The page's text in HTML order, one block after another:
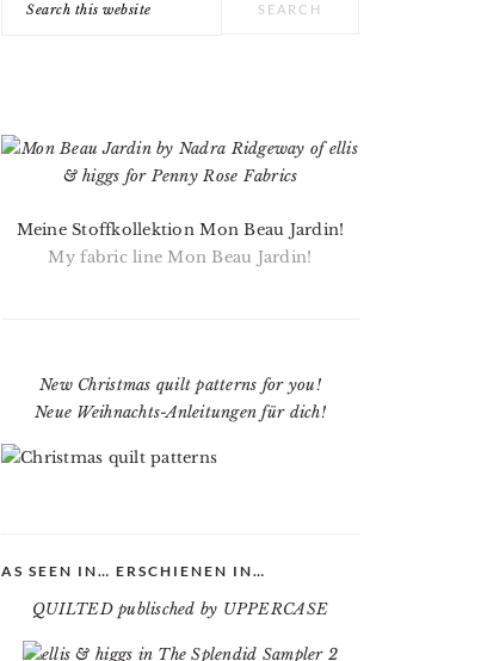
Meine Stoffkollektion Mon Beau Jardin!
My fabric line Mon Beau Jardin!
New Christmas quilt patterns for you!
Neue Weihnachts-Anleitungen für dich!
AS SEEN IN… ERSCHIENEN IN…
QUILTED publisched by UPPERCASE